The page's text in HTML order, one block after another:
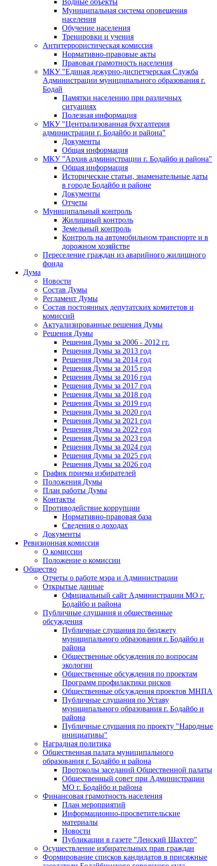
Водные объекты
Муниципальная система оповещения
населения
Обучение населения
Тренировки и учения
Антитеррористическая комиссия
Нормативно-правовые акты
Правовая грамотность населения
МКУ "Единая дежурно-диспетчерская Служба
Администрации муниципального образования г.
Бодай
Памятки населению при различных
ситуациях
Полезная информация
МКУ "Централизованная бухгалтерия
администрации г. Бодайбо и района"
Документы
Общая информация
МКУ "Архив администрации г. Бодайбо и района"
Общая информация
Исторические статьи, знаменательные даты
в городе Бодайбо и районе
Документы
Отчеты
Муниципальный контроль
Жилищный контроль
Земельный контроль
Контроль на автомобильном транспорте и в
дорожном хозяйстве
Переселение граждан из аварийного жилищного
фонда
Дума
Новости
Состав Думы
Регламент Думы
Состав постоянных депутатских комитетов и
комиссий
Актуализированные решения Думы
Решения Думы
Решения Думы за 2006 - 2012 гг.
Решения Думы за 2013 год
Решения Думы за 2014 год
Решения Думы за 2015 год
Решения Думы за 2016 год
Решения Думы за 2017 год
Решения Думы за 2018 год
Решения Думы за 2019 год
Решения Думы за 2020 год
Решения Думы за 2021 год
Решения Думы за 2022 год
Решения Думы за 2023 год
Решения Думы за 2024 год
Решения Думы за 2025 год
Решения Думы за 2026 год
График приема избирателей
Положения Думы
План работы Думы
Контакты
Противодействие коррупции
Нормативно-правовая база
Сведения о доходах
Документы
Ревизионная комиссия
О комиссии
Положение о комиссии
Общество
Отчеты о работе мэра и Администрации
Открытые данные
Официальный сайт Администрации МО г.
Бодайбо и района
Публичные слушания и общественные
обсуждения
Публичные слушания по бюджету
муниципального образования г. Бодайбо и
района
Общественные обсуждения по вопросам
экологии
Общественные обсуждения по проектам
Программ профилактики рисков
Общественные обсуждения проектов МНПА
Публичные слушания по Уставу
муниципального образования г. Бодайбо и
района
Публичные слушания по проекту "Народные
инициативы"
Наградная политика
Общественная палата муниципального
образования г. Бодайбо и района
Протоколы заседаний Общественной палаты
Общественный совет при Администрации
МО г. Бодайбо и района
Финансовая грамотность населения
План мероприятий
Информационно-просветительские
материалы
Новости
Публикации в газете "Ленский Шахтер"
Осуществление избирательных прав граждан
Формирование списков кандидатов в присяжные